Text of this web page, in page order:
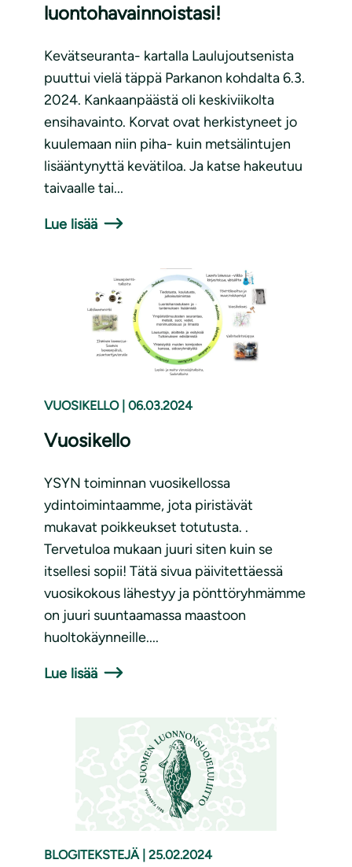
luontohavainnoistasi!
Kevätseuranta- kartalla Laulujoutsenista
puuttui vielä täppä Parkanon kohdalta 6.3.
2024. Kankaanpäästä oli keskiviikolta
ensihavainto. Korvat ovat herkistyneet jo
kuulemaan niin piha- kuin metsälintujen
lisääntynyttä kevätiloa. Ja katse hakeutuu
taivaalle tai...
Lue lisää
VUOSIKELLO 06.03.2024
Vuosikello
YSYN toiminnan vuosikellossa
ydintoimintaamme, jota piristävät
mukavat poikkeukset totutusta. .
Tervetuloa mukaan juuri siten kuin se
itsellesi sopii! Tätä sivua päivitettäessä
vuosikokous lähestyy ja pönttöryhmämme
on juuri suuntaamassa maastoon
huoltokäynneille....
Lue lisää
BLOGITEKSTEJÄ 25.02.2024